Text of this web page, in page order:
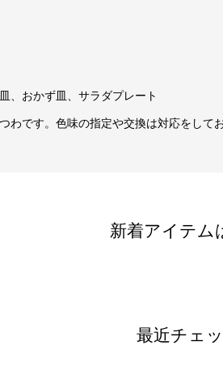
、おかず皿、サラダプレート
わです。色味の指定や交換は対応をして
新着アイテム
最近チェ